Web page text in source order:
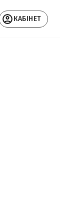
КАБІНЕТ